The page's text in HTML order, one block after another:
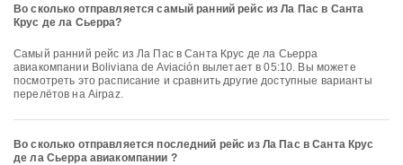
Во сколько отправляется самый ранний рейс из Ла Пас в Санта
Крус де ла Сьерра?
Самый ранний рейс из Ла Пас в Санта Крус де ла Сьерра
авиакомпании Boliviana de Aviación вылетает в 05:10. Вы можете
посмотреть это расписание и сравнить другие доступные варианты
перелётов на Airpaz.
Во сколько отправляется последний рейс из Ла Пас в Санта Крус
де ла Сьерра авиакомпании ?